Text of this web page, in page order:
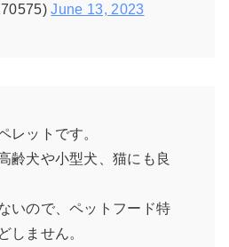
June 13, 2023
レットです。
齢犬や小型犬、猫にも良
いので、ペットフード特
しません。